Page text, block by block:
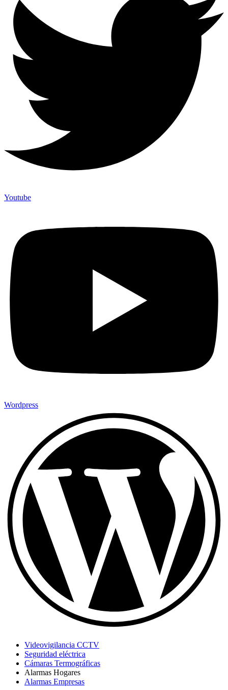
Youtube
Wordpress
Videovigilancia CCTV
Seguridad eléctrica
Cámaras Termográficas
Alarmas Hogares
Alarmas Empresas